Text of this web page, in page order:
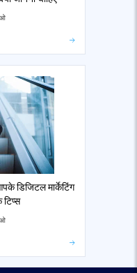
डिजिटल मार्केटिंग